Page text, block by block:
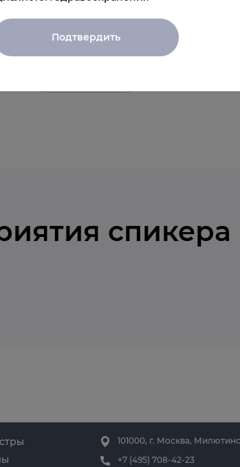
спикера
101000, г. Москва,
+7 (495) 708-42-23
Подтвердить